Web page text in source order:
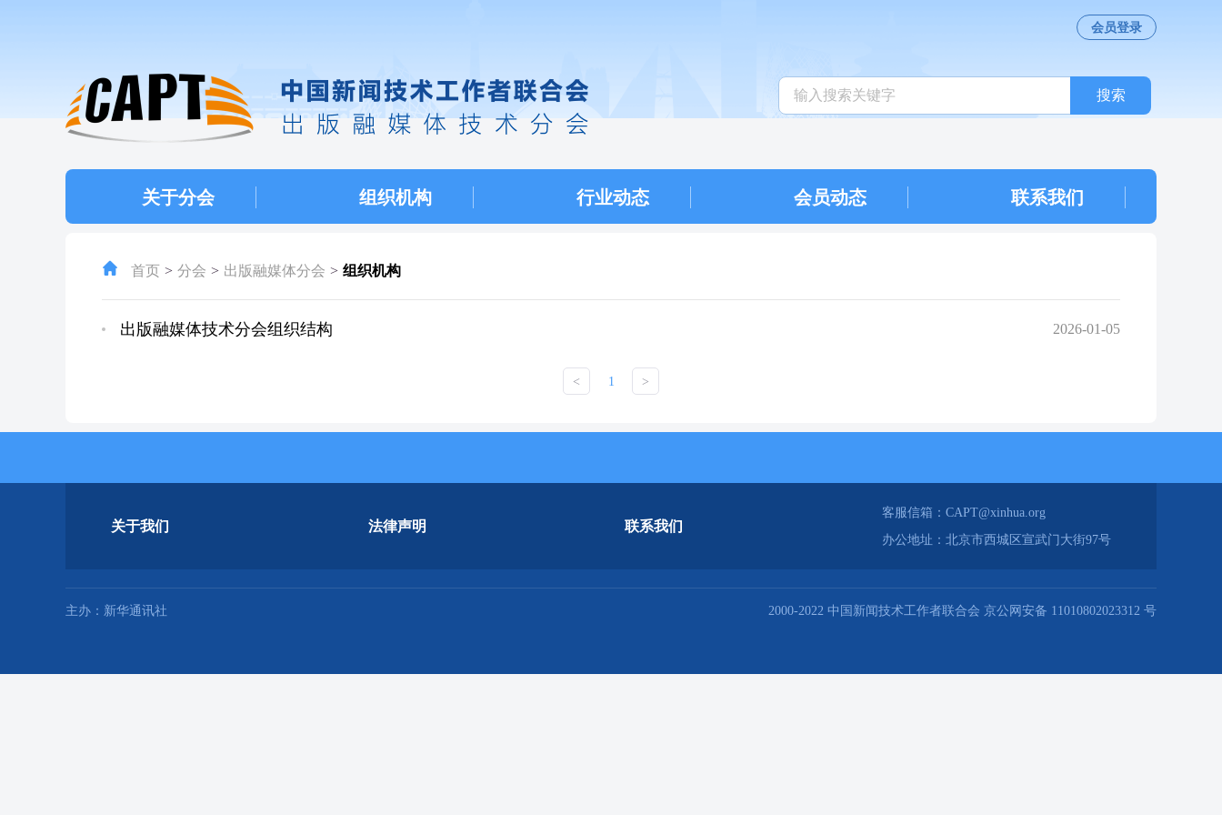
会员登录
搜索
关于分会 组织机构 行业动态 会员动态 联系我们
首页 分会 出版融媒体分会 组织机构
出版融媒体技术分会组织结构 2026-01-05
< 1 >
关于我们 法律声明 联系我们
客服信箱：CAPT@xinhua.org
办公地址：北京市西城区宣武门大街97号
主办：新华通讯社 2000-2022 中国新闻技术工作者联合会 京公网安备 11010802023312 号